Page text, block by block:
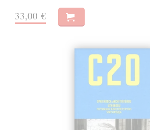
33,00 €